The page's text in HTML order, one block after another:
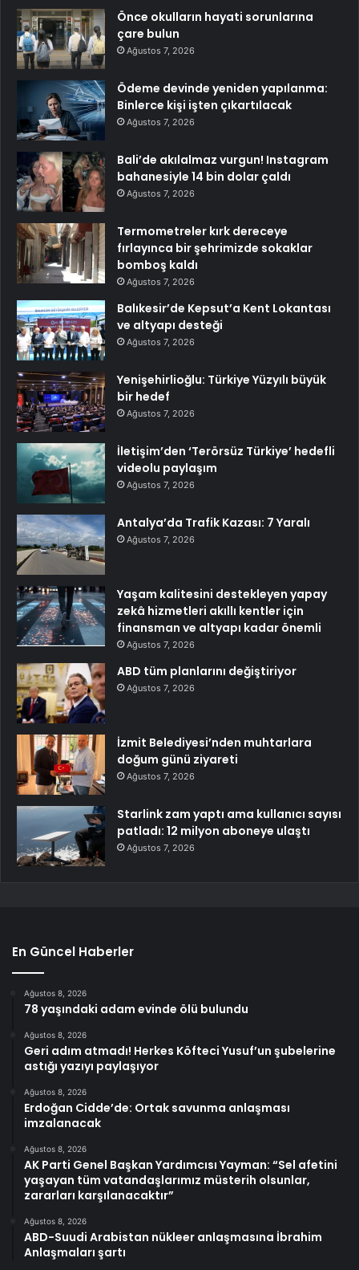
Önce okulların hayati sorunlarına
çare bulun
Ağustos 7, 2026
Ödeme devinde yeniden yapılanma:
Binlerce kişi işten çıkartılacak
Ağustos 7, 2026
Bali’de akılalmaz vurgun! Instagram
bahanesiyle 14 bin dolar çaldı
Ağustos 7, 2026
Termometreler kırk dereceye
fırlayınca bir şehrimizde sokaklar
bomboş kaldı
Ağustos 7, 2026
Balıkesir’de Kepsut’a Kent Lokantası
ve altyapı desteği
Ağustos 7, 2026
Yenişehirlioğlu: Türkiye Yüzyılı büyük
bir hedef
Ağustos 7, 2026
İletişim’den ‘Terörsüz Türkiye’ hedefli
videolu paylaşım
Ağustos 7, 2026
Antalya’da Trafik Kazası: 7 Yaralı
Ağustos 7, 2026
Yaşam kalitesini destekleyen yapay
zekâ hizmetleri akıllı kentler için
finansman ve altyapı kadar önemli
Ağustos 7, 2026
ABD tüm planlarını değiştiriyor
Ağustos 7, 2026
İzmit Belediyesi’nden muhtarlara
doğum günü ziyareti
Ağustos 7, 2026
Starlink zam yaptı ama kullanıcı sayısı
patladı: 12 milyon aboneye ulaştı
Ağustos 7, 2026
En Güncel Haberler
Ağustos 8, 2026
78 yaşındaki adam evinde ölü bulundu
Ağustos 8, 2026
Geri adım atmadı! Herkes Köfteci Yusuf’un şubelerine
astığı yazıyı paylaşıyor
Ağustos 8, 2026
Erdoğan Cidde’de: Ortak savunma anlaşması
imzalanacak
Ağustos 8, 2026
AK Parti Genel Başkan Yardımcısı Yayman: “Sel afetini
yaşayan tüm vatandaşlarımız müsterih olsunlar,
zararları karşılanacaktır”
Ağustos 8, 2026
ABD-Suudi Arabistan nükleer anlaşmasına İbrahim
Anlaşmaları şartı